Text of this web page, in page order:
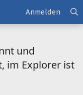
Anmelden
und
im Explorer ist